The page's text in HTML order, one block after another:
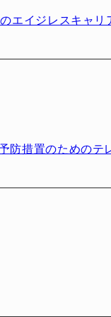
エイジレスキャリ
防措置のためのテ